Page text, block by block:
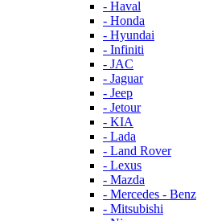
- Haval
- Honda
- Hyundai
- Infiniti
- JAC
- Jaguar
- Jeep
- Jetour
- KIA
- Lada
- Land Rover
- Lexus
- Mazda
- Mercedes - Benz
- Mitsubishi